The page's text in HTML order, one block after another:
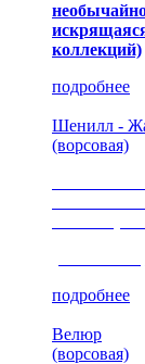
коллекций)
подробнее
Шенилл -
(ворсовая)
подробнее
Велюр
(ворсовая)